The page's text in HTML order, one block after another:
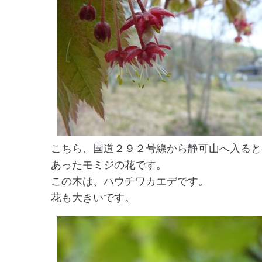
こちら、国道２９２号線から静可山へ入る
あったモミジの花です。
この木は、ハウチワカエデです。
花も大きいです。